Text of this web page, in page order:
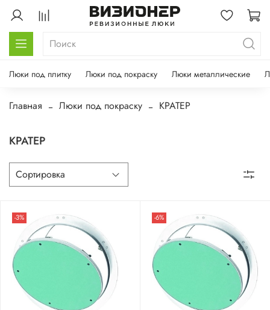
Люки под плитку Люки под покраску Люки металлические
Главная Люки под покраску КРАТЕР
КРАТЕР
-3% -6%